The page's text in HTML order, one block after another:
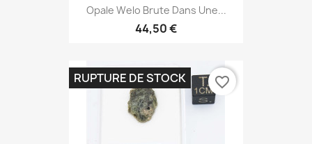
Opale Welo Brute Dans Une...
44,50 €
RUPTURE DE STOCK favorite_border